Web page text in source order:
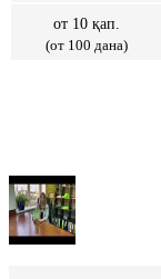
от 10 қап.
(от 100 дана)